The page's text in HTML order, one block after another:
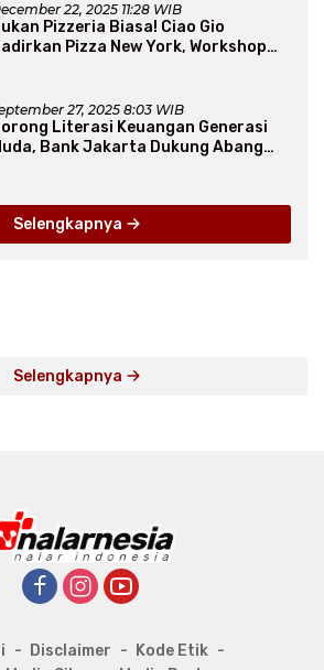
22, 2025 11:28 WIB
Pizzeria Biasa! Ciao Gio
Pizza New York, Workshop
27, 2025 8:03 WIB
Literasi Keuangan Generasi
Bank Jakarta Dukung Abang
Selengkapnya
Selengkapnya
Disclaimer
Kode Etik